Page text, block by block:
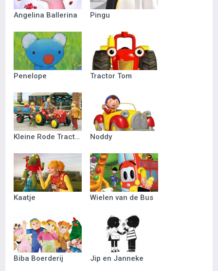
Angelina Ballerina Pingu
Penelope Tractor Tom
Kleine Rode Tractor Noddy
Kaatje Wielen van de Bus
Biba Boerderij Jip en Janneke